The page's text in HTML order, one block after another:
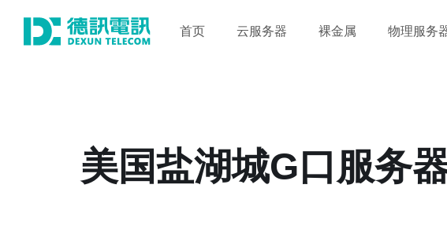
首页 云服务器 裸金属 物理服务
美国盐湖城G口服务